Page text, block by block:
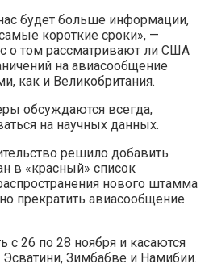
будет больше информации,
короткие сроки», —
о том рассматривают ли США
на авиасообщение
как и Великобритания.
обсуждаются всегда,
на научных данных.
решило добавить
в «красный» список
нового штамма
прекратить авиасообщение
с 26 по 28 ноября и касаются
Зимбабве и Намибии.